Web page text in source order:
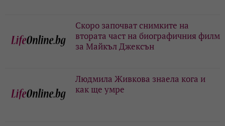
Скоро започват снимките на
втората част на биографичния филм
за Майкъл Джексън
Людмила Живкова знаела кога и
как ще умре